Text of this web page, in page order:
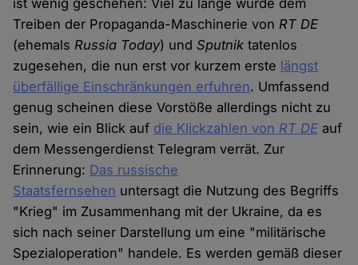
ist wenig geschehen: Viel zu lange wurde dem
Treiben der Propaganda-Maschinerie vonRT DE
(ehemalsRussia Today) undSputnik tatenlos
zugesehen, die nun erst vor kurzem erste längst
überfällige Einschränkungen erfuhren. Umfassend
genug scheinen diese Vorstöße allerdings nicht zu
sein, wie ein Blick auf die Klickzahlen von RT DE auf
dem Messengerdienst Telegram verrät. Zur
Erinnerung: Das russische
Staatsfernsehen untersagt die Nutzung des Begriffs
"Krieg" im Zusammenhang mit der Ukraine, da es
sich nach seiner Darstellung um eine "militärische
Spezialoperation" handele. Es werden gemäß dieser